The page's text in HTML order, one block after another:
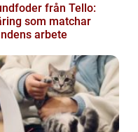
från Tello:
som matchar
arbete